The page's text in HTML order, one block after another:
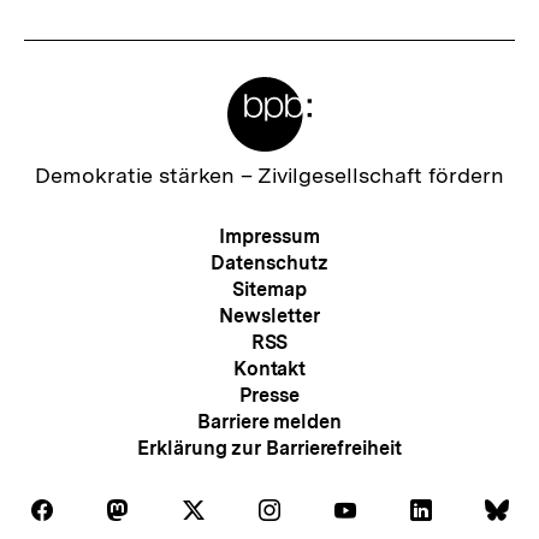
Zur
Demokratie stärken – Zivilgesellschaft fördern
Meta-
Navigation
Impressum
Datenschutz
Sitemap
Newsletter
RSS
Kontakt
Presse
Barriere melden
Erklärung zur Barrierefreiheit
Folgen
Auf
Folgen Folgen Folgen
Auf
Folgen Folgen